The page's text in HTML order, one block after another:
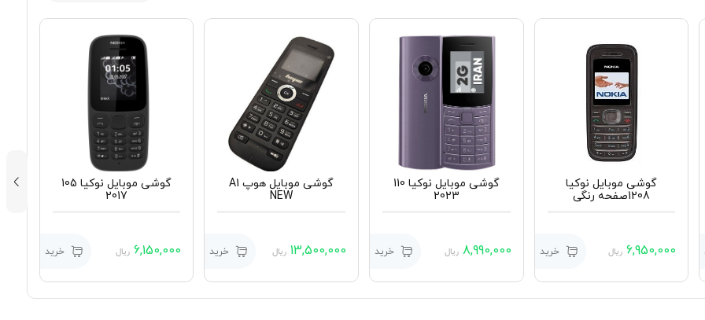
گوشی موبایل نوکیا
1208صفحه رنگی
6,950,000 ریال خرید
گوشی موبایل نوکیا 110
2023
8,990,000 ریال خرید
گوشی موبایل هوپ A1
NEW
13,500,000 ریال خرید
گوشی موبایل نوکیا 105
2017
6,150,000 ریال خرید